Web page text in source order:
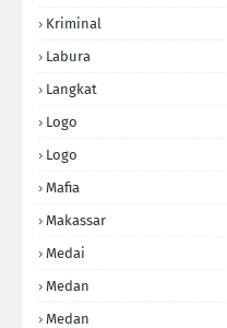
Kriminal
Labura
Langkat
Logo
Logo
Mafia
Makassar
Medai
Medan
Medan